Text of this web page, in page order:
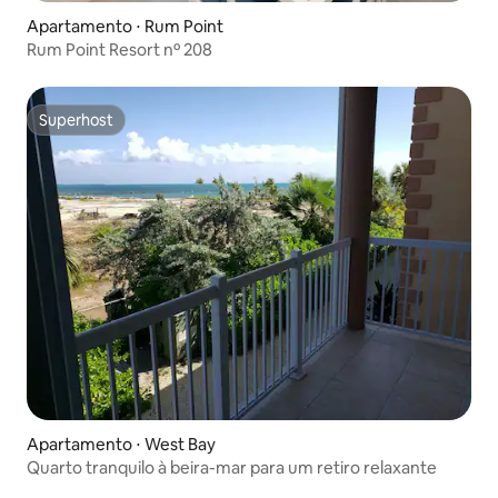
Apartamento ⋅ Rum Point
Rum Point Resort nº 208
Superhost
Superhost
Apartamento ⋅ West Bay
Quarto tranquilo à beira-mar para um retiro relaxante